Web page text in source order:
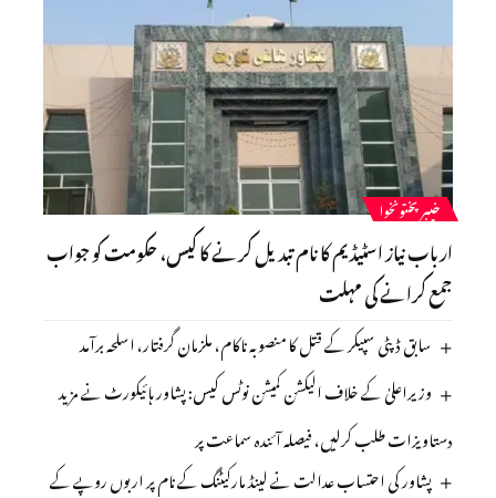
خیبرپختونخوا
ارباب نیاز اسٹیڈیم کا نام تبدیل کرنے کا کیس، حکومت کو جواب
جمع کرانے کی مہلت
سابق ڈپٹی سپیکر کے قتل کا منصوبہ ناکام، ملزمان گرفتار، اسلحہ برآمد
وزیراعلیٰ کے خلاف الیکشن کمیشن نوٹس کیس: پشاور ہائیکورٹ نے مزید
دستاویزات طلب کرلیں، فیصلہ آئندہ سماعت پر
پشاور کی احتساب عدالت نے لینڈ مارکیٹنگ کے نام پر اربوں روپے کے